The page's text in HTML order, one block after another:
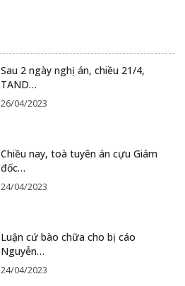
Sau 2 ngày nghị án, chiều 21/4,
TAND…
26/04/2023
Chiều nay, toà tuyên án cựu Giám
đốc…
24/04/2023
Luận cứ bào chữa cho bị cáo
Nguyễn…
24/04/2023